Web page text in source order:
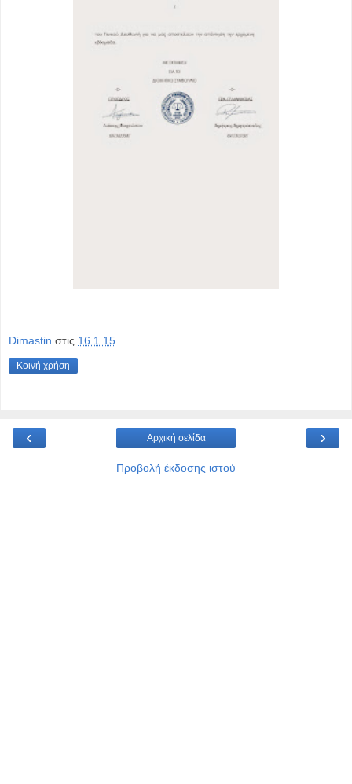
Dimastin στις 16.1.15
Κοινή χρήση
‹ ›
Αρχική σελίδα
Προβολή έκδοσης ιστού